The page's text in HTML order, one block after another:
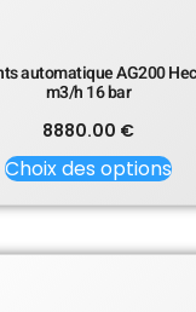
automatique AG200
m3/h 16 bar
8880.00 €
Choix des options